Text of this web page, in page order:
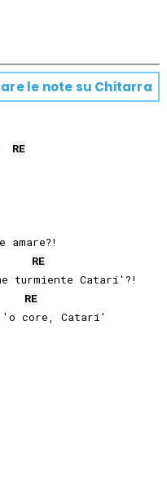
le note su Chitarra
RE
amare?!
RE
turmiente Catarí'?!
RE